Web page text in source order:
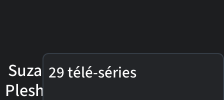
Suzanne
Pleshette
29 télé-séries